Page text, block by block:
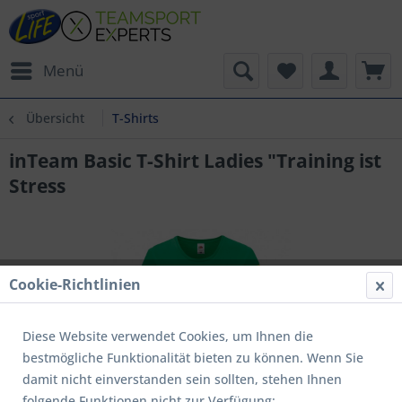
Menü
Übersicht T-Shirts
inTeam Basic T-Shirt Ladies "Training ist
Stress
Cookie-Richtlinien
Diese Website verwendet Cookies, um Ihnen die
bestmögliche Funktionalität bieten zu können. Wenn Sie
damit nicht einverstanden sein sollten, stehen Ihnen